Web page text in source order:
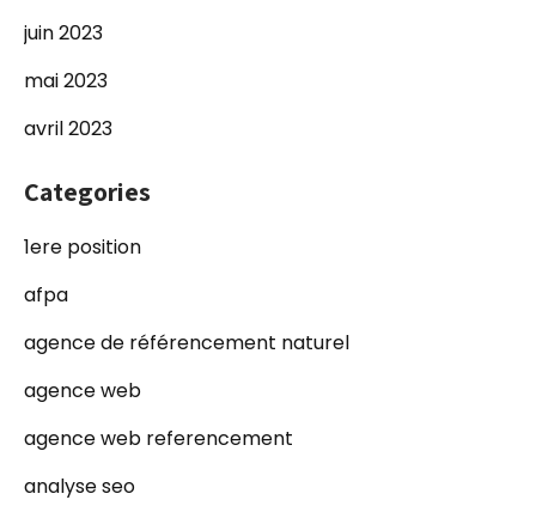
juin 2023
mai 2023
avril 2023
Categories
1ere position
afpa
agence de référencement naturel
agence web
agence web referencement
analyse seo